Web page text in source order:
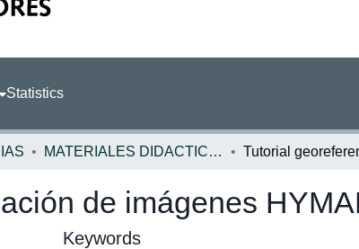
Statistics
MATERIALES DIDACTICOS PRIAS
de imágenes
Keywords